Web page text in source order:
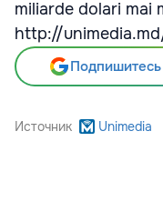
miliarde dolari mai
http://
Источник Unimedia